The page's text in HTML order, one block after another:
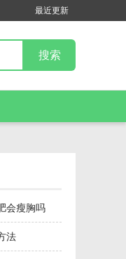
最近更新
会瘦胸吗
法